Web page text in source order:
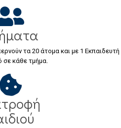
τα 20 άτομα και με 1 Εκπαιδευτή
σε κάθε τμήμα.